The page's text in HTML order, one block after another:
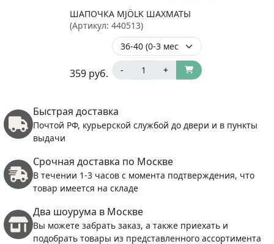
ШАПОЧКА MJÖLK ШАХМАТЫ
(Артикул: 440513)
359 руб. - +
Быстрая доставка
Почтой РФ, курьерской службой до двери и в пункты
выдачи
Срочная доставка по Москве
В течении 1-3 часов с момента подтверждения, что
товар имеется на складе
Два шоурума в Москве
Вы можете забрать заказ, а также приехать и
подобрать товары из представленного ассортимента